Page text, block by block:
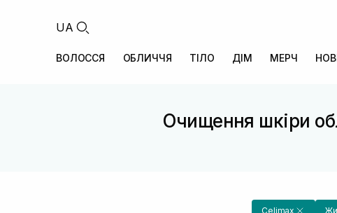
UA
ВОЛОССЯ ОБЛИЧЧЯ ТІЛО ДІМ МЕРЧ
Очищення шкіри
Celimax